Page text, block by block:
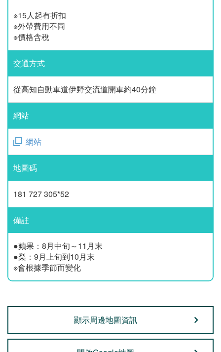
※15人起有折扣
※外帶費用不同
※價格含稅
交通方式
從高知自動車道伊野交流道開車約40分鐘
網站
網站
地圖碼
181 727 305*52
備註
●蘋果：8月中旬～11月末
●梨：9月上旬到10月末
※會根據季節而變化
顯示周邊地圖資訊